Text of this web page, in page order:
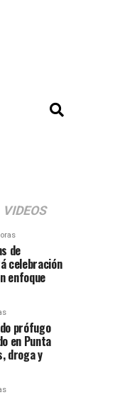
VIDEOS
de
celebración
enfoque
prófugo
en Punta
droga y